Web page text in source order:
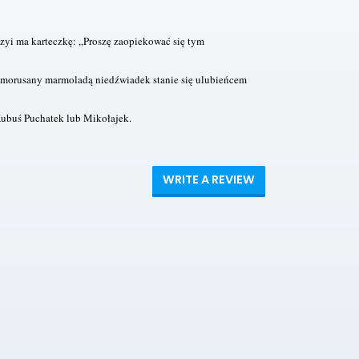
ma karteczkę: „Proszę zaopiekować się tym
marmoladą niedźwiadek stanie się ulubieńcem
Puchatek lub Mikołajek.
WRITE A REVIEW